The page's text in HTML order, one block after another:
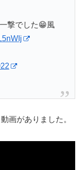
撃でした😁風
画がありました。